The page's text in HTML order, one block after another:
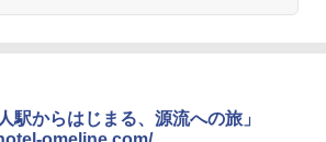
駅からはじまる、源流への旅」